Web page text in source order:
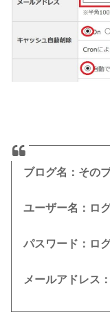
ブログ名：その
ユーザー名：ロ
パスワード：ロ
メールアドレス